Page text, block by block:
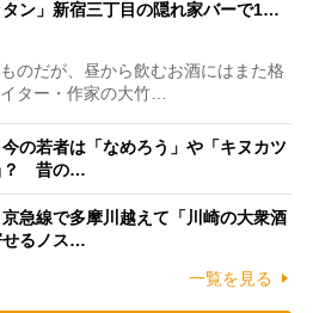
タン」新宿三丁目の隠れ家バーで1…
のだが、昼から飲むお酒にはまた格
ター・作家の大竹…
今の若者は「なめろう」や「キヌカツ
？ 昔の…
京急線で多摩川越えて「川崎の大衆酒
るノス…
一覧を見る